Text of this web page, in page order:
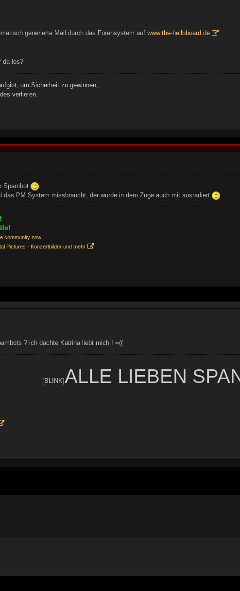
generierte Mail durch das Forensystem auf www.the-hellbboard.de
da los?
um Sicherheit zu gewinnen,
verlieren.
Spambot
das PM System missbraucht, der wurde in dem Zuge auch mit ausradiert
community now!
Pictures - Konzertbilder und mehr
? ich dachte Katrina liebt mich ! =((
[BLINK]ALLE LIEBEN